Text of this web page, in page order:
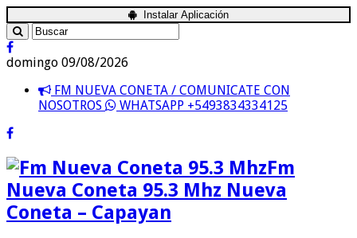
Instalar Aplicación
domingo 09/08/2026
FM NUEVA CONETA / COMUNICATE CON
NOSOTROS
WHATSAPP +5493834334125
Fm
Nueva Coneta 95.3 Mhz Nueva
Coneta – Capayan